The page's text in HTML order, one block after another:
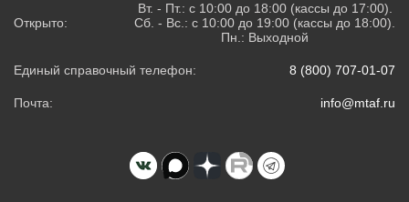
Открыто:
Вт. - Пт.: с 10:00 до 18:00 (кассы до 17:00).
Сб. - Вс.: с 10:00 до 19:00 (кассы до 18:00).
Пн.: Выходной
Единый справочный телефон: 8 (800) 707-01-07
Почта: info@mtaf.ru